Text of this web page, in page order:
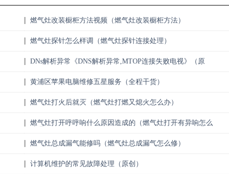
燃气灶改装橱柜方法视频（燃气灶改装橱柜方法）
燃气灶探针怎么样调（燃气灶探针连接处理）
DNs解析异常《DNS解析异常,MTOP连接失败电视》（原
黄浦区苹果电脑维修五星服务（全程干货）
燃气灶打火后就灭（燃气灶打燃又熄火怎么办）
燃气灶打开呼呼响什么原因造成的（燃气灶打开有异响怎么
燃气灶总成漏气能修吗（燃气灶总成漏气怎么修）
计算机维护的常见故障处理（原创）